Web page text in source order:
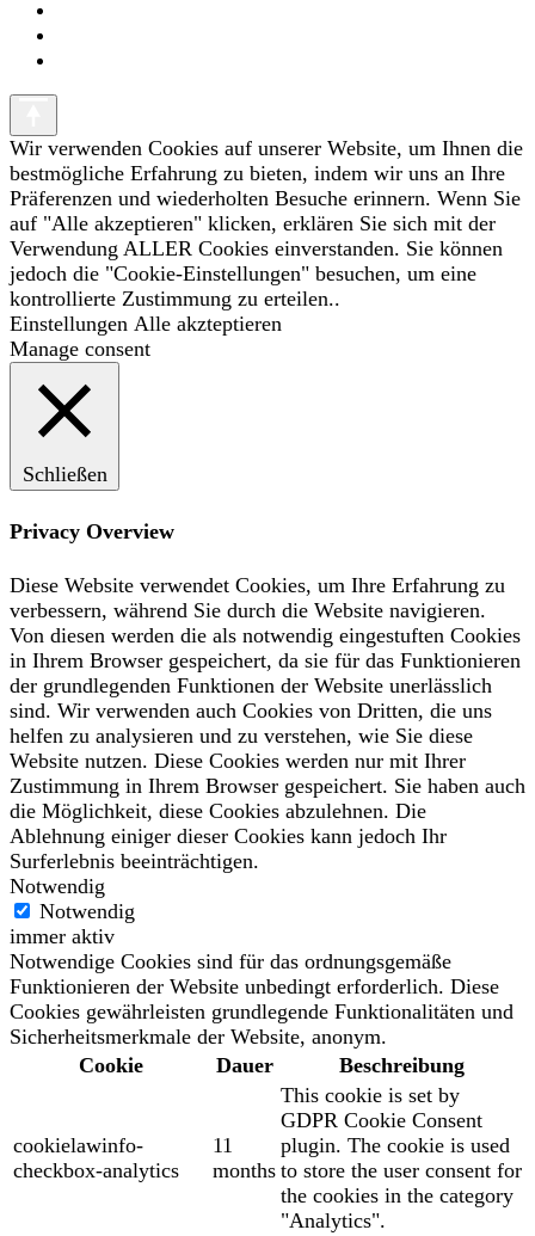
Wir verwenden Cookies auf unserer Website, um Ihnen die
bestmögliche Erfahrung zu bieten, indem wir uns an Ihre
Präferenzen und wiederholten Besuche erinnern. Wenn Sie
auf "Alle akzeptieren" klicken, erklären Sie sich mit der
Verwendung ALLER Cookies einverstanden. Sie können
jedoch die "Cookie-Einstellungen" besuchen, um eine
kontrollierte Zustimmung zu erteilen..
Einstellungen Alle akzteptieren
Manage consent
Schließen
Privacy Overview
Diese Website verwendet Cookies, um Ihre Erfahrung zu
verbessern, während Sie durch die Website navigieren.
Von diesen werden die als notwendig eingestuften Cookies
in Ihrem Browser gespeichert, da sie für das Funktionieren
der grundlegenden Funktionen der Website unerlässlich
sind. Wir verwenden auch Cookies von Dritten, die uns
helfen zu analysieren und zu verstehen, wie Sie diese
Website nutzen. Diese Cookies werden nur mit Ihrer
Zustimmung in Ihrem Browser gespeichert. Sie haben auch
die Möglichkeit, diese Cookies abzulehnen. Die
Ablehnung einiger dieser Cookies kann jedoch Ihr
Surferlebnis beeinträchtigen.
Notwendig
Notwendig
immer aktiv
Notwendige Cookies sind für das ordnungsgemäße
Funktionieren der Website unbedingt erforderlich. Diese
Cookies gewährleisten grundlegende Funktionalitäten und
Sicherheitsmerkmale der Website, anonym.
Cookie
Dauer Beschreibung
cookielawinfo-
checkbox-analytics
11
months
This cookie is set by
GDPR Cookie Consent
plugin. The cookie is used
to store the user consent for
the cookies in the category
"Analytics".